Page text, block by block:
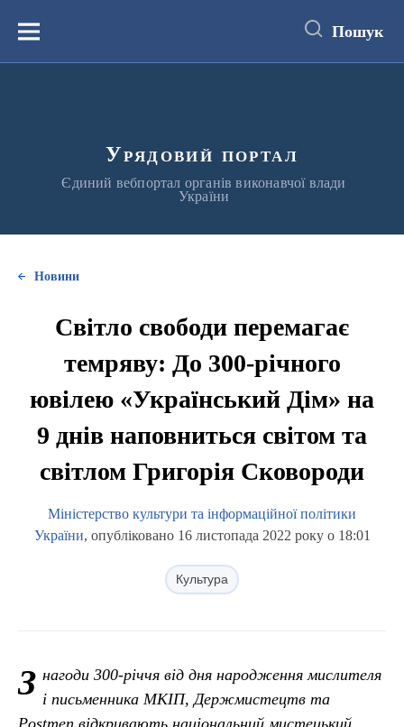
вмістуМеню Пошук
Урядовий портал
Єдиний вебпортал органів виконавчої влади
України
Новини
Світло свободи перемагає
темряву: До 300-річного
ювілею «Український Дім» на
9 днів наповниться світом та
світлом Григорія Сковороди
Міністерство культури та інформаційної політики
України, опубліковано 16 листопада 2022 року о 18:01
Культура
З нагоди 300-річчя від дня народження мислителя
і письменника МКІП, Держмистецтв та
Postmen відкривають національний мистецький